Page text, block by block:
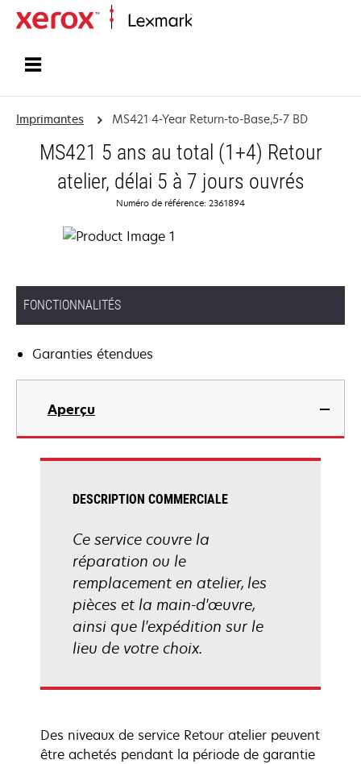
Imprimantes MS421 4-Year Return-to-Base,5-7 BD
MS421 5 ans au total (1+4) Retour
atelier, délai 5 à 7 jours ouvrés
Numéro de référence: 2361894
FONCTIONNALITÉS
Garanties étendues
Aperçu
DESCRIPTION COMMERCIALE
Ce service couvre la
réparation ou le
remplacement en atelier, les
pièces et la main-d'œuvre,
ainsi que l'expédition sur le
lieu de votre choix.
Des niveaux de service Retour atelier peuvent
être achetés pendant la période de garantie